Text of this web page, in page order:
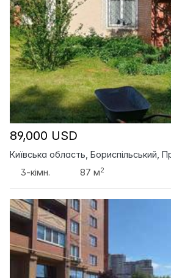
89,000 USD
Київська область, Бориспільський,
3-кімн.
87 м2